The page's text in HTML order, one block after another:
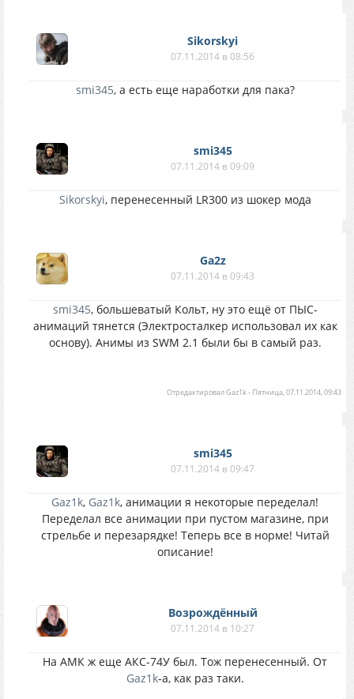
Sikorskyi
07.11.2014 в 08:56
smi345, а есть еще наработки для пака?
smi345
07.11.2014 в 09:09
Sikorskyi, перенесенный LR300 из шокер мода
Ga2z
07.11.2014 в 09:43
smi345, большеватый Кольт, ну это ещё от ПЫС-
анимаций тянется (Электросталкер использовал их как
основу). Анимы из SWM 2.1 были бы в самый раз.
ОтредактировалGaz1k- Пятница, 07.11.2014, 09:43
smi345
07.11.2014 в 09:47
Gaz1k, Gaz1k, анимации я некоторые переделал!
Переделал все анимации при пустом магазине, при
стрельбе и перезарядке! Теперь все в норме! Читай
описание!
Возрождённый
07.11.2014 в 10:27
На АМК ж еще АКС-74У был. Тож перенесенный. От
Gaz1k-а, как раз таки.